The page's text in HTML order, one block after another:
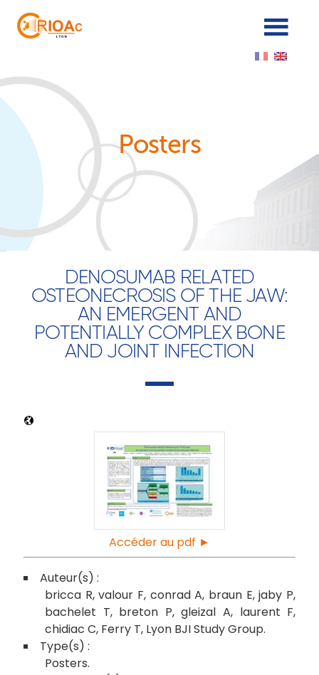
Posters
DENOSUMAB RELATED
OSTEONECROSIS OF THE JAW:
AN EMERGENT AND
POTENTIALLY COMPLEX BONE
AND JOINT INFECTION
Accéder au pdf ►
bricca R valour F conrad A braun E jaby P
bachelet T
breton P gleizal A
laurent F
chidiac C Ferry T Lyon BJI Study Group
Posters
Cookies management panel